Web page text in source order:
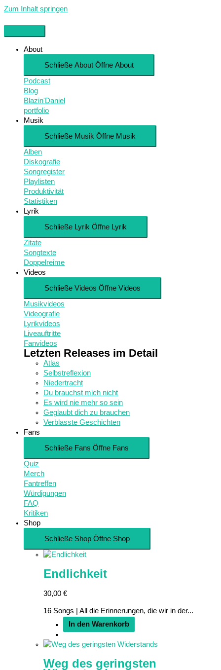
Zum Inhalt springen
About
Schließe About Öffne About
Podcast
Blog
Blazin'Daniel
portfolio
Musik
Schließe Musik Öffne Musik
Alben
Diskografie
Songregister
Playlisten
Produktivität
Statistiken
Lyrik
Schließe Lyrik Öffne Lyrik
Zitate
Songtexte
Doppelreime
Videos
Schließe Videos Öffne Videos
Musikvideos
Videografie
Lyrikvideos
Liveauftritte
Fanvideos
Letzten Releases im Detail
Atlas
Selbstreflexion
Niedertracht
Du brauchst mich nicht
Es wird nie mehr so sein
Geglaubt dich zu brauchen
Verblasste Geschichten
Fans
Schließe Fans Öffne Fans
Quiz
Merch
Fantreffen
Würdigungen
FAQ
Kritiken
Shop
Schließe Shop Öffne Shop
Endlichkeit
30,00 €
16 Songs | All die Erinnerungen, die wir in der...
In den Warenkorb
Weg des geringsten